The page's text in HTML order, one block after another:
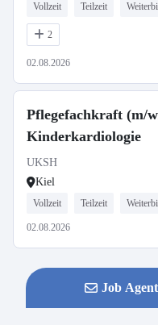
Vollzeit Teilzeit
2
02.08.2026
Pflegefachkraft (m/
Kinderkardiologie
UKSH
Kiel
Vollzeit Teilzeit
02.08.2026
Job